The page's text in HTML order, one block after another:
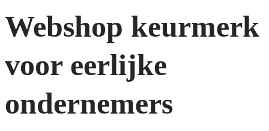
Webshop keurmerk
voor eerlijke
ondernemers